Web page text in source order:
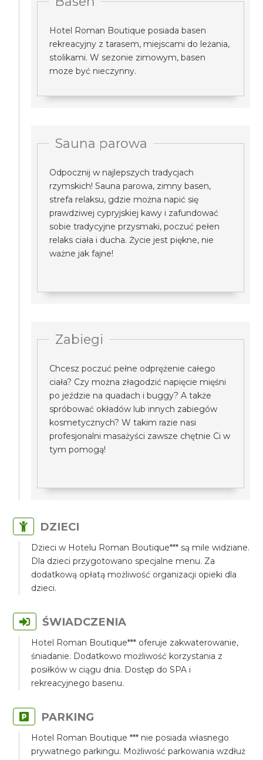
Hotel Roman Boutique posiada basen
rekreacyjny z tarasem, miejscami do leżania,
stolikami. W sezonie zimowym, basen
moze być nieczynny.
Sauna parowa
Odpocznij w najlepszych tradycjach
rzymskich! Sauna parowa, zimny basen,
strefa relaksu, gdzie można napić się
prawdziwej cypryjskiej kawy i zafundować
sobie tradycyjne przysmaki, poczuć pełen
relaks ciała i ducha. Życie jest piękne, nie
ważne jak fajne!
Zabiegi
Chcesz poczuć pełne odprężenie całego
ciała? Czy można złagodzić napięcie mięśni
po jeździe na quadach i buggy? A także
spróbować okładów lub innych zabiegów
kosmetycznych? W takim razie nasi
profesjonalni masażyści zawsze chętnie Ci w
tym pomogą!
DZIECI
Dzieci w Hotelu Roman Boutique*** są mile widziane.
Dla dzieci przygotowano specjalne menu. Za
dodatkową opłatą możliwość organizacji opieki dla
dzieci.
ŚWIADCZENIA
Hotel Roman Boutique*** oferuje zakwaterowanie,
śniadanie. Dodatkowo możliwość korzystania z
posiłków w ciągu dnia. Dostęp do SPA i
rekreacyjnego basenu.
PARKING
Hotel Roman Boutique *** nie posiada własnego
prywatnego parkingu. Możliwość parkowania wzdłuż